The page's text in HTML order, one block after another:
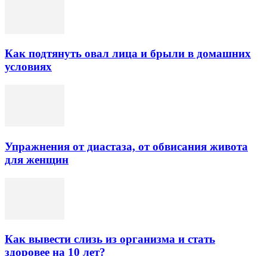
Как подтянуть овал лица и брыли в домашних
условиях
Упражнения от диастаза, от обвисания живота
для женщин
Как вывести слизь из организма и стать
здоровее на 10 лет?